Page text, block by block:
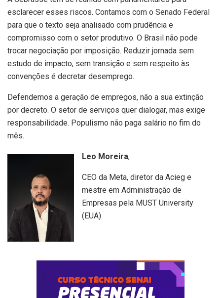
esclarecer esses riscos. Contamos com o Senado Federal
para que o texto seja analisado com prudência e
compromisso com o setor produtivo. O Brasil não pode
trocar negociação por imposição. Reduzir jornada sem
estudo de impacto, sem transição e sem respeito às
convenções é decretar desemprego.
Defendemos a geração de empregos, não a sua extinção
por decreto. O setor de serviços quer dialogar, mas exige
responsabilidade. Populismo não paga salário no fim do
mês.
Leo Moreira,
CEO da Meta, diretor da Acieg e
mestre em Administração de
Empresas pela MUST University
(EUA)